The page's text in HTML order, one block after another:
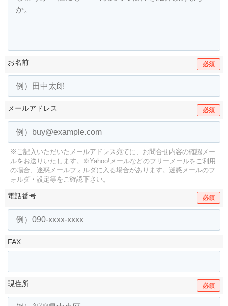
お名前 必須
メールアドレス 必須
※ご記入いただいたメールアドレス宛てに、お問合せ内容の確認メー
ルをお送りいたします。
※Yahoo!メールなどのフリーメールをご利用
の場合、迷惑メールフォルダに入る場合があります。 迷惑メールのフ
ォルダ・設定等をご確認下さい。
電話番号 必須
FAX
現住所 必須